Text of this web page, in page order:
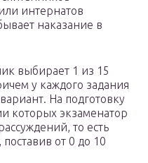
интернатов
наказание в
выбирает 1 из 15
у каждого задания
На подготовку
которых экзаменатор
то есть
от 0 до 10